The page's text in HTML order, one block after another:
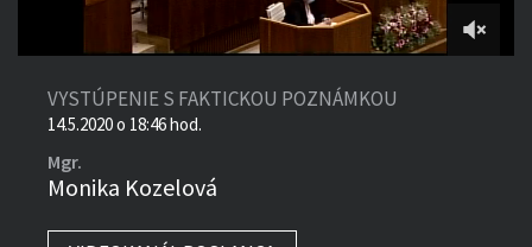
5:07:43
VYSTÚPENIE S FAKTICKOU POZNÁMKOU
14.5.2020 o 18:46 hod.
Mgr.
Monika Kozelová